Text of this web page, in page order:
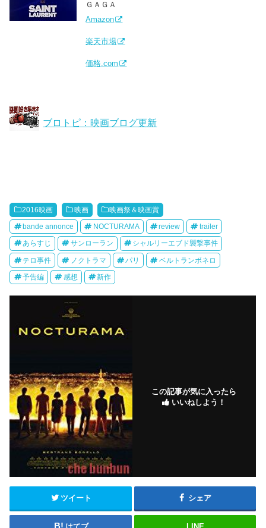
ＧＡＧＡ
Amazon
楽天市場
価格.com
ブロトピ：映画ブログ更新
2016映画 映画 映画祭＆映画賞
bande annonce NOCTURAMA review trailer
あらすじ サンローラン シャルリーエブド襲撃事件
テロ事件 ノクトラマ パリ ベルトランボネロ
予告編 感想 新作
この記事が気に入ったら
いいねしよう！
ツイート シェア